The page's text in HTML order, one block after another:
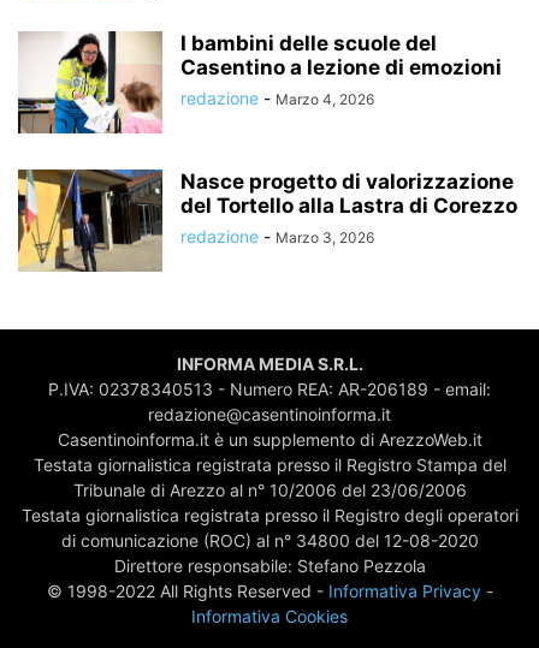
I bambini delle scuole del
Casentino a lezione di emozioni
redazione - Marzo 4, 2026
Nasce progetto di valorizzazione
del Tortello alla Lastra di Corezzo
redazione - Marzo 3, 2026
INFORMA MEDIA S.R.L.
P.IVA: 02378340513 - Numero REA: AR-206189 - email:
redazione@casentinoinforma.it
Casentinoinforma.it è un supplemento di ArezzoWeb.it
Testata giornalistica registrata presso il Registro Stampa del
Tribunale di Arezzo al n° 10/2006 del 23/06/2006
Testata giornalistica registrata presso il Registro degli operatori
di comunicazione (ROC) al n° 34800 del 12-08-2020
Direttore responsabile: Stefano Pezzola
© 1998-2022 All Rights Reserved - Informativa Privacy-
Informativa Cookies